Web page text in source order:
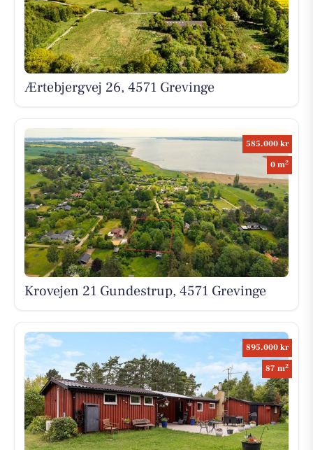
Ærtebjergvej 26, 4571 Grevinge
585.000 kr
0 m2
Krovejen 21 Gundestrup, 4571 Grevinge
895.000 kr
87 m2